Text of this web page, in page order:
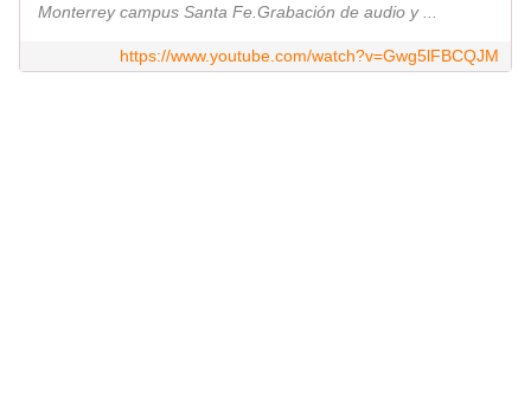
Monterrey campus Santa Fe.Grabación de audio y ...
https://www.youtube.com/watch?v=Gwg5lFBCQJM